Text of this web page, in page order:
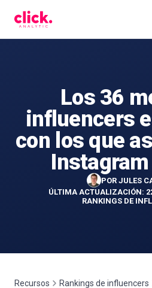
Funcionalidades
Herramientas
gratuitas
Los 36
influencers
con los que
POR JULES
ÚLTIMA ACTUALIZACIÓN:
RANKINGS DE
Recursos
Rankings de influencers